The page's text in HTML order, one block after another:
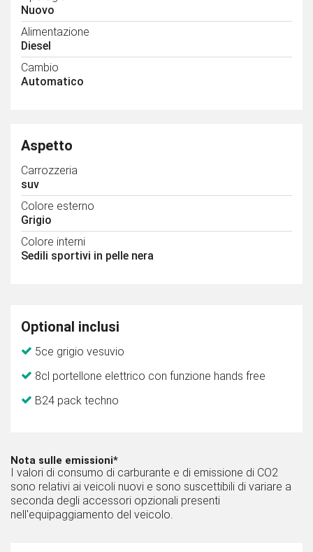
Nuovo
Alimentazione
Diesel
Cambio
Automatico
Aspetto
Carrozzeria
suv
Colore esterno
Grigio
Colore interni
Sedili sportivi in pelle nera
Optional inclusi
5ce grigio vesuvio
8cl portellone elettrico con funzione hands free
B24 pack techno
Nota sulle emissioni*
I valori di consumo di carburante e di emissione di CO2
sono relativi ai veicoli nuovi e sono suscettibili di variare a
seconda degli accessori opzionali presenti
nell'equipaggiamento del veicolo.